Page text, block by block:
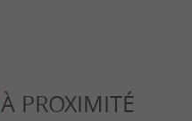
À PROXIMITÉ